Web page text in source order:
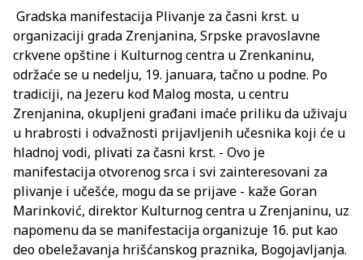
Gradska manifestacija Plivanje za časni krst. u
organizaciji grada Zrenjanina, Srpske pravoslavne
crkvene opštine i Kulturnog centra u Zrenkaninu,
održaće se u nedelju, 19. januara, tačno u podne. Po
tradiciji, na Jezeru kod Malog mosta, u centru
Zrenjanina, okupljeni građani imaće priliku da uživaju
u hrabrosti i odvažnosti prijavljenih učesnika koji će u
hladnoj vodi, plivati za časni krst. - Ovo je
manifestacija otvorenog srca i svi zainteresovani za
plivanje i učešće, mogu da se prijave - kaže Goran
Marinković, direktor Kulturnog centra u Zrenjaninu, uz
napomenu da se manifestacija organizuje 16. put kao
deo obeležavanja hrišćanskog praznika, Bogojavljanja.